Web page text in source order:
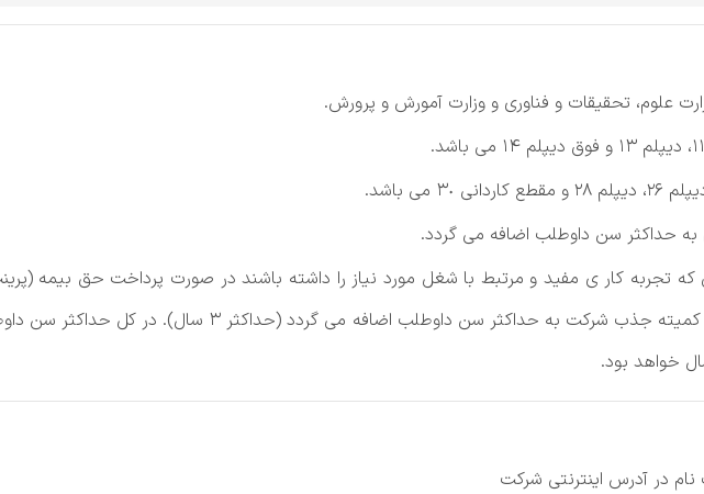
علوم، تحقیقات و فناوری و وزارت آمورش و پرورش.
می‌ باشد.
حداکثر سن‌ داوطلب‌ اضافه‌ می‌ گردد.
که‌ تجربه‌ کار ی مفید و مرتبط‌ با شغل‌ مورد نیاز را داشته‌ باشند در صورت پرداخت‌ حق‌ بیمه‌
تامین‌ اجتماعی‌) با تشخیص‌ و تائید کمیته‌ جذب شرکت‌ به‌ حداکثر سن‌ داوطلب‌
در آدرس اینترنتی‌ شرکت‌